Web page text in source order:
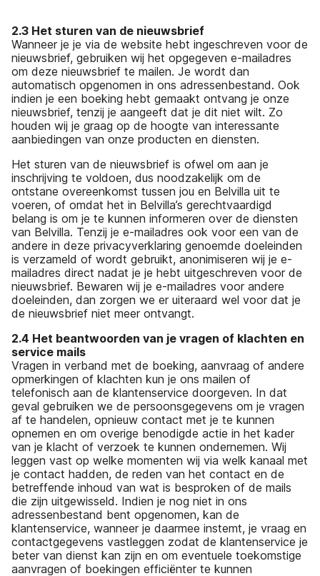
2.3 Het sturen van de nieuwsbrief
Wanneer je je via de website hebt ingeschreven voor de
nieuwsbrief, gebruiken wij het opgegeven e-mailadres
om deze nieuwsbrief te mailen. Je wordt dan
automatisch opgenomen in ons adressenbestand. Ook
indien je een boeking hebt gemaakt ontvang je onze
nieuwsbrief, tenzij je aangeeft dat je dit niet wilt. Zo
houden wij je graag op de hoogte van interessante
aanbiedingen van onze producten en diensten.
Het sturen van de nieuwsbrief is ofwel om aan je
inschrijving te voldoen, dus noodzakelijk om de
ontstane overeenkomst tussen jou en Belvilla uit te
voeren, of omdat het in Belvilla’s gerechtvaardigd
belang is om je te kunnen informeren over de diensten
van Belvilla. Tenzij je e-mailadres ook voor een van de
andere in deze privacyverklaring genoemde doeleinden
is verzameld of wordt gebruikt, anonimiseren wij je e-
mailadres direct nadat je je hebt uitgeschreven voor de
nieuwsbrief. Bewaren wij je e-mailadres voor andere
doeleinden, dan zorgen we er uiteraard wel voor dat je
de nieuwsbrief niet meer ontvangt.
2.4 Het beantwoorden van je vragen of klachten en
service mails
Vragen in verband met de boeking, aanvraag of andere
opmerkingen of klachten kun je ons mailen of
telefonisch aan de klantenservice doorgeven. In dat
geval gebruiken we de persoonsgegevens om je vragen
af te handelen, opnieuw contact met je te kunnen
opnemen en om overige benodigde actie in het kader
van je klacht of verzoek te kunnen ondernemen. Wij
leggen vast op welke momenten wij via welk kanaal met
je contact hadden, de reden van het contact en de
betreffende inhoud van wat is besproken of de mails
die zijn uitgewisseld. Indien je nog niet in ons
adressenbestand bent opgenomen, kan de
klantenservice, wanneer je daarmee instemt, je vraag en
contactgegevens vastleggen zodat de klantenservice je
beter van dienst kan zijn en om eventuele toekomstige
aanvragen of boekingen efficiënter te kunnen